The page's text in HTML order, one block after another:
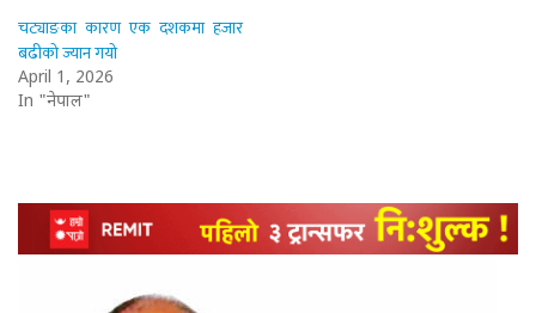
चट्याङका कारण एक दशकमा हजार
बढीको ज्यान गयो
April 1, 2026
In "नेपाल"